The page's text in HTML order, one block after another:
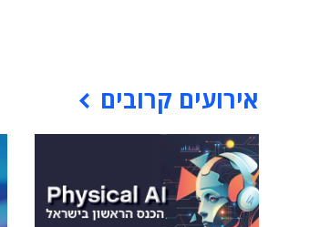
אירועים קרובים